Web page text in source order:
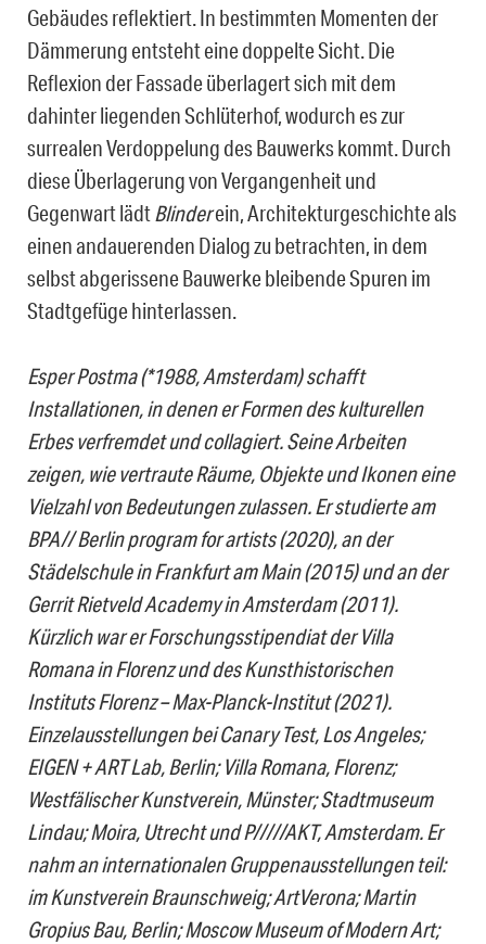
Gebäudes reflektiert. In bestimmten Momenten der
Dämmerung entsteht eine doppelte Sicht. Die
Reflexion der Fassade überlagert sich mit dem
dahinter liegenden Schlüterhof, wodurch es zur
surrealen Verdoppelung des Bauwerks kommt. Durch
diese Überlagerung von Vergangenheit und
Gegenwart lädtBlinderein, Architekturgeschichte als
einen andauerenden Dialog zu betrachten, in dem
selbst abgerissene Bauwerke bleibende Spuren im
Stadtgefüge hinterlassen.
Esper Postma (*1988, Amsterdam) schafft
Installationen, in denen er Formen des kulturellen
Erbes verfremdet und collagiert. Seine Arbeiten
zeigen, wie vertraute Räume, Objekte und Ikonen eine
Vielzahl von Bedeutungen zulassen. Er studierte am
BPA// Berlin program for artists (2020), an der
Städelschule in Frankfurt am Main (2015) und an der
Gerrit Rietveld Academy in Amsterdam (2011).
Kürzlich war er Forschungsstipendiat der Villa
Romana in Florenz und des Kunsthistorischen
Instituts Florenz – Max-Planck-Institut (2021).
Einzelausstellungen bei Canary Test, Los Angeles;
EIGEN + ART Lab, Berlin; Villa Romana, Florenz;
Westfälischer Kunstverein, Münster; Stadtmuseum
Lindau; Moira, Utrecht und P/////AKT, Amsterdam. Er
nahm an internationalen Gruppenausstellungen teil:
im Kunstverein Braunschweig; ArtVerona; Martin
Gropius Bau, Berlin; Moscow Museum of Modern Art;